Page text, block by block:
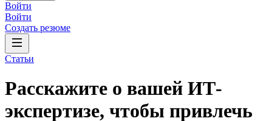
Войти
Войти
Создать резюме
Статьи
Расскажите о вашей ИТ-
экспертизе, чтобы привлечь